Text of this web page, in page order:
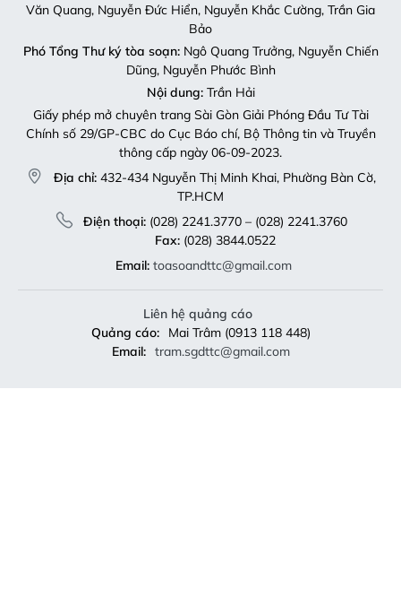
Văn Quang, Nguyễn Đức Hiển, Nguyễn Khắc Cường, Trần Gia
Bảo
Phó Tổng Thư ký tòa soạn:Ngô Quang Trưởng, Nguyễn Chiến
Dũng, Nguyễn Phước Bình
Nội dung:Trần Hải
Giấy phép mở chuyên trang Sài Gòn Giải Phóng Đầu Tư Tài
Chính số 29/GP-CBC do Cục Báo chí, Bộ Thông tin và Truyền
thông cấp ngày 06-09-2023.
Địa chỉ: 432-434 Nguyễn Thị Minh Khai, Phường Bàn Cờ,
TP.HCM
Điện thoại:(028) 2241.3770 – (028) 2241.3760
Fax:(028) 3844.0522
Email: toasoandttc@gmail.com
Liên hệ quảng cáo
Quảng cáo:
Mai Trâm (0913 118 448)
Email: tram.sgdttc@gmail.com